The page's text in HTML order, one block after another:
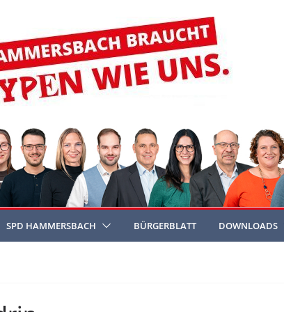
SPD HAMMERSBACH BÜRGERBLATT DOWNLOADS